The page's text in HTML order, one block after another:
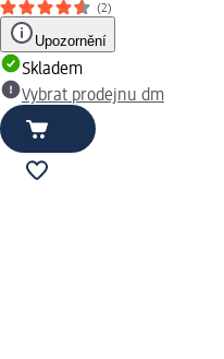
(2)
Upozornění
Skladem
Vybrat prodejnu dm